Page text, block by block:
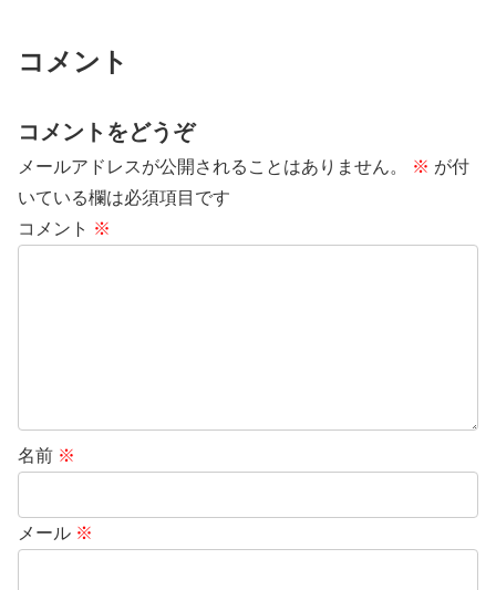
コメント
コメントをどうぞ
メールアドレスが公開されることはありません。 ※ が付
いている欄は必須項目です
コメント ※
名前 ※
メール ※